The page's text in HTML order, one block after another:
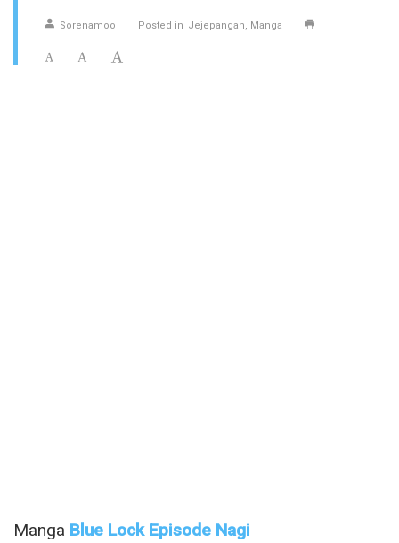
Sorenamoo Posted in Jejepangan Manga
Manga Blue Lock Episode Nagi